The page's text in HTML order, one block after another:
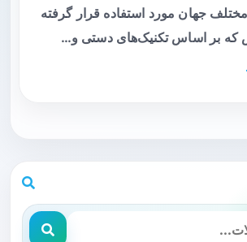
جهان مورد استفاده قرار گرفته
بر اساس تکنیک‌های دستی و…